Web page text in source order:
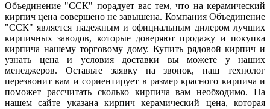
Объединение "ССК" порадует вас тем, что на керамический
кирпич цена совершено не завышена. Компания Объединение
"ССК" является надежным и официальным дилером лучших
кирпичных заводов, которые доверяют продажу и покупка
кирпича нашему торговому дому. Купить рядовой кирпич и
узнать цена и условия доставки вы можете у наших
менеджеров. Оставьте заявку на звонок, наш технолог
перезвонит вам и сориентирует в размер красного кирпича и
поможет рассчитать сколько кирпича вам необходимо. На
нашем сайте указана кирпич керамический цена, которая